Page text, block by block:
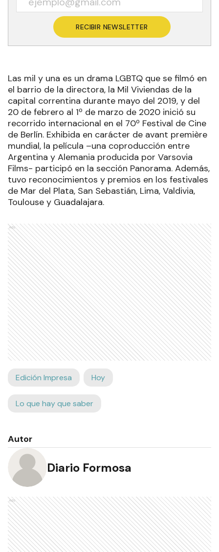
RECIBIR NEWSLETTER
Las mil y una es un drama LGBTQ que se filmó en
el barrio de la directora, la Mil Viviendas de la
capital correntina durante mayo del 2019, y del
20 de febrero al 1º de marzo de 2020 inició su
recorrido internacional en el 70º Festival de Cine
de Berlín. Exhibida en carácter de avant première
mundial, la película –una coproducción entre
Argentina y Alemania producida por Varsovia
Films- participó en la sección Panorama. Además,
tuvo reconocimientos y premios en los festivales
de Mar del Plata, San Sebastián, Lima, Valdivia,
Toulouse y Guadalajara.
Ads
Edición Impresa Hoy
Lo que hay que saber
Autor
Diario Formosa
Ads